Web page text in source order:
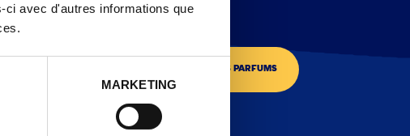
ci avec d'autres informations que
MARKETING
DÉCOUVRIR LES PARFUMS